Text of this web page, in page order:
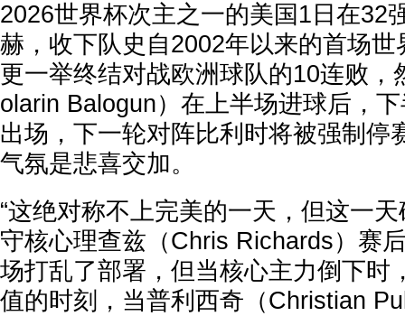
2026世界杯次主之一的美国1日在32
赫，收下队史自2002年以来的首场
更一举终结对战欧洲球队的10连败，
olarin Balogun）在上半场进球后，
出场，下一轮对阵比利时将被强制停
气氛是悲喜交加。
“这绝对称不上完美的一天，但这一
守核心理查兹（Chris Richards）赛
场打乱了部署，但当核心主力倒下时
值的时刻，当普利西奇（Christian